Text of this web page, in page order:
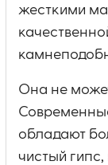
жесткими
Она не
обладают
чистый